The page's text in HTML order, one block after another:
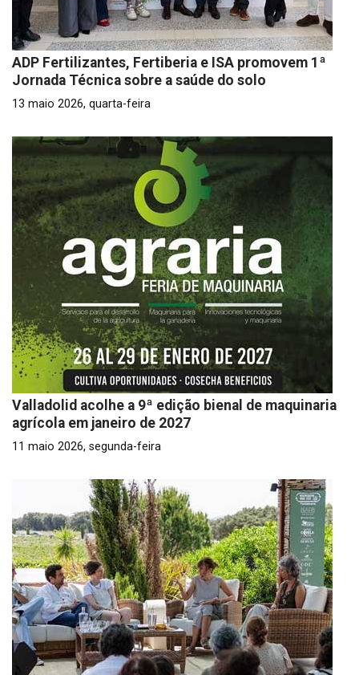
ADP Fertilizantes, Fertiberia e ISA promovem 1ª
Jornada Técnica sobre a saúde do solo
13 maio 2026, quarta-feira
Valladolid acolhe a 9ª edição bienal de maquinaria
agrícola em janeiro de 2027
11 maio 2026, segunda-feira